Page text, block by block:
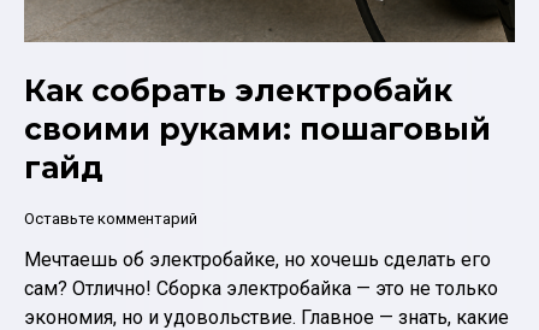
Как собрать электробайк
своими руками: пошаговый
гайд
Оставьте комментарий
Мечтаешь об электробайке, но хочешь сделать его
сам? Отлично! Сборка электробайка — это не только
экономия, но и удовольствие. Главное — знать, какие